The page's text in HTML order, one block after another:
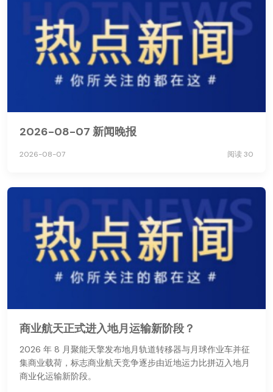
2026-08-07 新闻晚报
2026-08-07 阅读 30
商业航天正式进入地月运输新阶段？
2026 年 8 月聚能天擎发布地月轨道转移器与月球作业车并征
集商业载荷，标志商业航天竞争逐步由近地运力比拼迈入地月
商业化运输新阶段。